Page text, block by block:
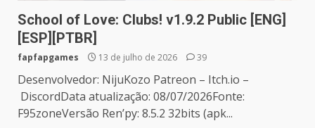
School of Love: Clubs! v1.9.2 Public [ENG]
[ESP][PTBR]
fapfapgames 13 de julho de 2026 39
Desenvolvedor: NijuKozo Patreon – Itch.io –
DiscordData atualização: 08/07/2026Fonte:
F95zoneVersão Ren’py: 8.5.2 32bits (apk...